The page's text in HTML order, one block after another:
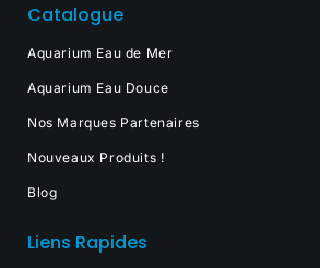
Catalogue
Aquarium Eau de Mer
Aquarium Eau Douce
Nos Marques Partenaires
Nouveaux Produits !
Blog
Liens Rapides